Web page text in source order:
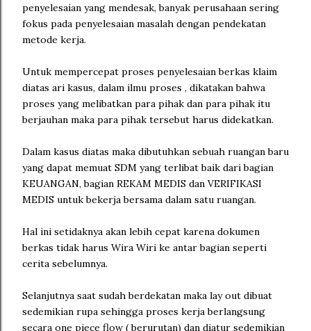
penyelesaian yang mendesak, banyak perusahaan sering
fokus pada penyelesaian masalah dengan pendekatan
metode kerja.
Untuk mempercepat proses penyelesaian berkas klaim
diatas ari kasus, dalam ilmu proses , dikatakan bahwa
proses yang melibatkan para pihak dan para pihak itu
berjauhan maka para pihak tersebut harus didekatkan.
Dalam kasus diatas maka dibutuhkan sebuah ruangan baru
yang dapat memuat SDM yang terlibat baik dari bagian
KEUANGAN, bagian REKAM MEDIS dan VERIFIKASI
MEDIS untuk bekerja bersama dalam satu ruangan.
Hal ini setidaknya akan lebih cepat karena dokumen
berkas tidak harus Wira Wiri ke antar bagian seperti
cerita sebelumnya.
Selanjutnya saat sudah berdekatan maka lay out dibuat
sedemikian rupa sehingga proses kerja berlangsung
secara one piece flow ( berurutan) dan diatur sedemikian